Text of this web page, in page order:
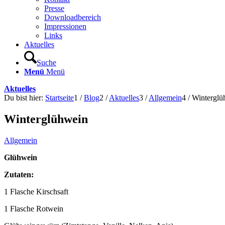
Presse
Downloadbereich
Impressionen
Links
Aktuelles
Suche
Menü Menü
Aktuelles
Du bist hier: Startseite1 / Blog2 / Aktuelles3 / Allgemein4 /
Winterglühwein
Allgemein
Glühwein
Zutaten:
1 Flasche Kirschsaft
1 Flasche Rotwein